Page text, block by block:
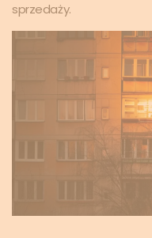
sprzedaży.